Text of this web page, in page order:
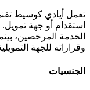
تعمل أيادي كوسيط
استقدام أو جهة
الخدمة المرخصين،
وقراراته للجهة
الجنسيات